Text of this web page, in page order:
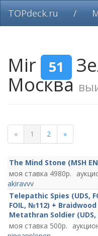
TOPdeck.ru /
Mir 51
Москва
« 1 2 »
The Mind Stone (MSH
4980
akiravvv
Telepathic Spies (UDS,
FOIL, №112) + Braidwood
Metathran Soldier (UDS,
500